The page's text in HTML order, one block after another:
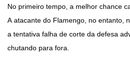
No primeiro tempo, a melhor chance
A atacante do Flamengo, no entanto,
a tentativa falha de corte da defesa
chutando para fora.